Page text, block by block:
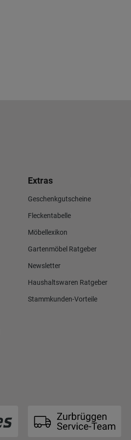
Extras
Geschenkgutscheine
Fleckentabelle
Möbellexikon
Gartenmöbel Ratgeber
Newsletter
Haushaltswaren Ratgeber
Stammkunden-Vorteile